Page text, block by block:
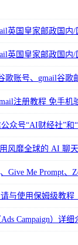
与使用保姆级教程
Campaign）详细